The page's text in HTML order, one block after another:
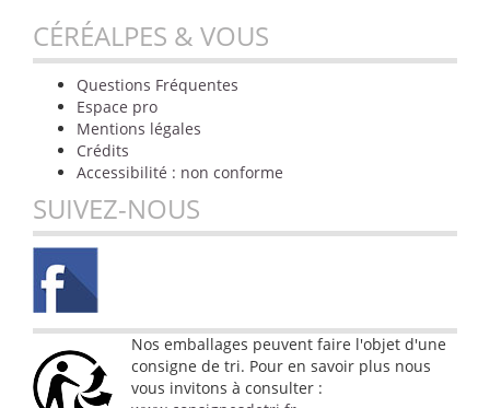
CÉRÉALPES & VOUS
Questions Fréquentes
Espace pro
Mentions légales
Crédits
Accessibilité : non conforme
SUIVEZ-NOUS
Nos emballages peuvent faire l'objet d'une
consigne de tri. Pour en savoir plus nous
vous invitons à consulter :